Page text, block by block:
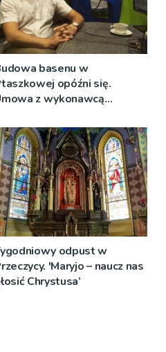
basenu w
opóźni się.
z wykonawcą
podpisana
odpust w
'Maryjo – naucz nas
Chrystusa’